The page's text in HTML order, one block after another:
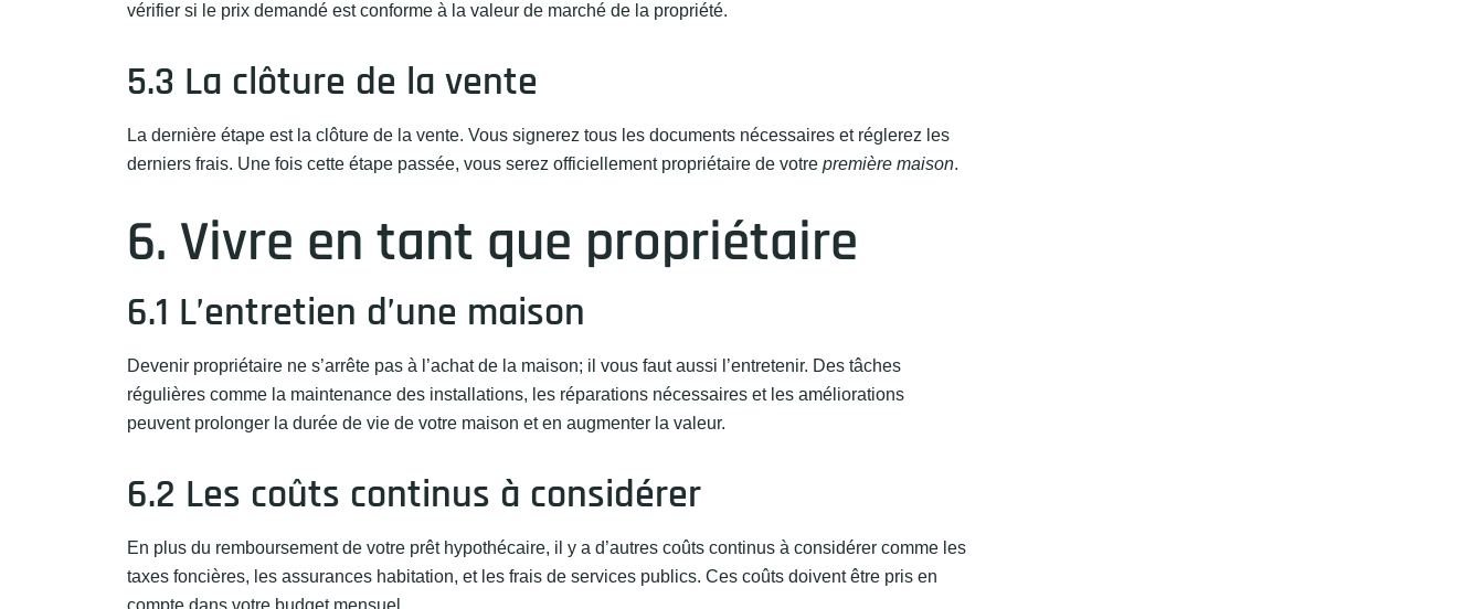
vérifier si le prix demandé est conforme à la valeur de marché de la propriété.
5.3 La clôture de la vente
La dernière étape est la clôture de la vente. Vous signerez tous les documents nécessaires et réglerez les
derniers frais. Une fois cette étape passée, vous serez officiellement propriétaire de votre première maison.
6. Vivre en tant que propriétaire
6.1 L’entretien d’une maison
Devenir propriétaire ne s’arrête pas à l’achat de la maison; il vous faut aussi l’entretenir. Des tâches
régulières comme la maintenance des installations, les réparations nécessaires et les améliorations
peuvent prolonger la durée de vie de votre maison et en augmenter la valeur.
6.2 Les coûts continus à considérer
En plus du remboursement de votre prêt hypothécaire, il y a d’autres coûts continus à considérer comme les
taxes foncières, les assurances habitation, et les frais de services publics. Ces coûts doivent être pris en
compte dans votre budget mensuel.